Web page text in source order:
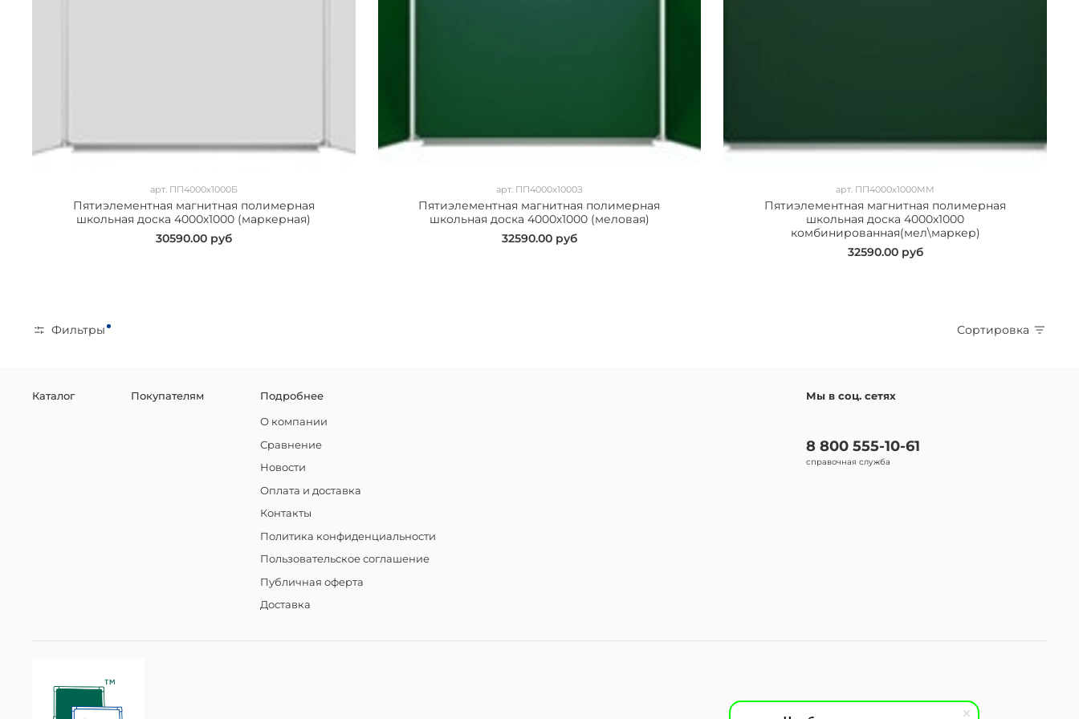
арт. ПП4000х1000Б
Пятиэлементная магнитная полимерная
школьная доска 4000х1000 (маркерная)
30590.00 руб
арт. ПП4000х1000З
Пятиэлементная магнитная полимерная
школьная доска 4000х1000 (меловая)
32590.00 руб
арт. ПП4000х1000ММ
Пятиэлементная магнитная полимерная
школьная доска 4000х1000
комбинированная(мел\маркер)
32590.00 руб
Фильтры Сортировка
Каталог Покупателям Подробнее
О компании
Сравнение
Новости
Оплата и доставка
Контакты
Политика конфиденциальности
Пользовательское соглашение
Публичная оферта
Доставка
Мы в соц. сетях
8 800 555-10-61
справочная служба